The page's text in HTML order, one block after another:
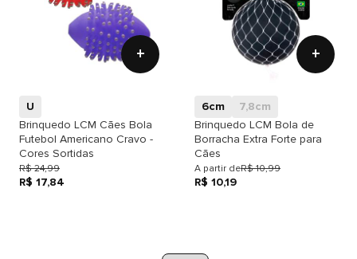
+
U
Brinquedo LCM Cães Bola
Futebol Americano Cravo -
Cores Sortidas
R$ 24,99
R$ 17,84
+
6cm
7,8cm
Brinquedo LCM Bola de
Borracha Extra Forte para
Cães
A partir deR$ 10,99
R$ 10,19